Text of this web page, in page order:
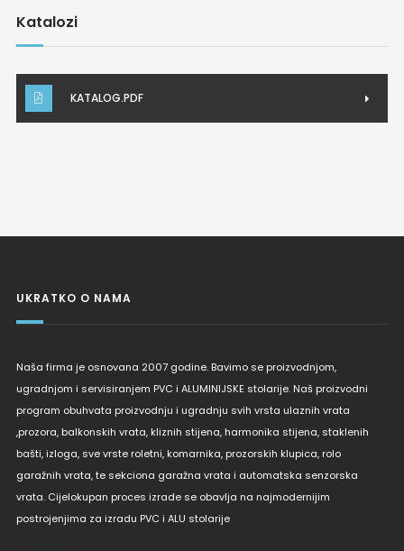
Katalozi
KATALOG.PDF
UKRATKO O NAMA
Naša firma je osnovana 2007 godine. Bavimo se proizvodnjom,
ugradnjom i servisiranjem PVC i ALUMINIJSKE stolarije. Naš proizvodni
program obuhvata proizvodnju i ugradnju svih vrsta ulaznih vrata
,prozora, balkonskih vrata, kliznih stijena, harmonika stijena, staklenih
bašti, izloga, sve vrste roletni, komarnika, prozorskih klupica, rolo
garažnih vrata, te sekciona garažna vrata i automatska senzorska
vrata. Cijelokupan proces izrade se obavlja na najmodernijim
postrojenjima za izradu PVC i ALU stolarije